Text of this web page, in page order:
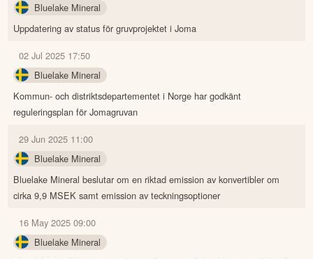
Bluelake Mineral
Uppdatering av status för gruvprojektet i Joma
02 Jul 2025 17:50
Bluelake Mineral
Kommun- och distriktsdepartementet i Norge har godkänt
reguleringsplan för Jomagruvan
29 Jun 2025 11:00
Bluelake Mineral
Bluelake Mineral beslutar om en riktad emission av konvertibler om
cirka 9,9 MSEK samt emission av teckningsoptioner
16 May 2025 09:00
Bluelake Mineral